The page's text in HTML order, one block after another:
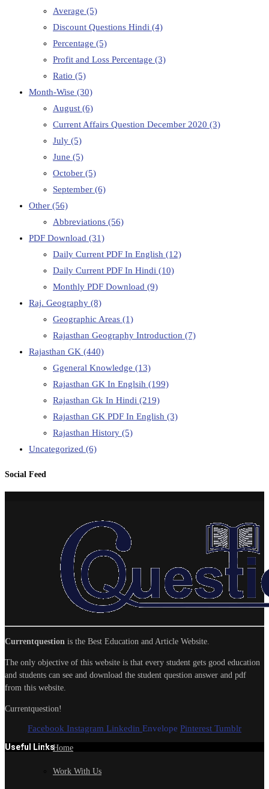
Average (5)
Discount Questions Hindi (4)
Percentage (5)
Profit and Loss Percentage (3)
Ratio (5)
Month-Wise (30)
August (6)
Current Affairs Question December 2020 (3)
July (5)
June (5)
October (5)
September (6)
Other (56)
Abbreviations (56)
PDF Download (31)
Daily Current PDF In English (12)
Daily Current PDF In Hindi (10)
Monthly PDF Download (9)
Raj. Geography (8)
Geographic Areas (1)
Rajasthan Geography Introduction (7)
Rajasthan GK (440)
Ggeneral Knowledge (13)
Rajasthan GK In Englsih (199)
Rajasthan Gk In Hindi (219)
Rajasthan GK PDF In English (3)
Rajasthan History (5)
Uncategorized (6)
Social Feed
Currentquestion is the Best Education and Article Website.
The only objective of this website is that every student gets good education
and students can see and download the student question answer and pdf
from this website.
Currentquestion!
Facebook Instagram Linkedin Envelope Pinterest Tumblr
Useful LinksHome
Work With Us